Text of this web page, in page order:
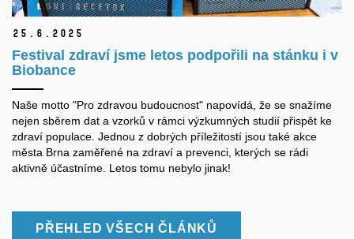
25. 6. 2025
Festival zdraví jsme letos podpořili na stánku i v
Biobance
Naše motto "Pro zdravou budoucnost" napovídá, že se snažíme
nejen sběrem dat a vzorků v rámci výzkumných studií přispět ke
zdraví populace. Jednou z dobrých příležitostí jsou také akce
města Brna zaměřené na zdraví a prevenci, kterých se rádi
aktivně účastníme. Letos tomu nebylo jinak!
PŘEHLED VŠECH ČLÁNKŮ